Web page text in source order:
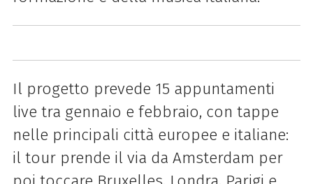
Il progetto prevede 15 appuntamenti
live tra gennaio e febbraio, con tappe
nelle principali città europee e italiane:
il tour prende il via da Amsterdam per